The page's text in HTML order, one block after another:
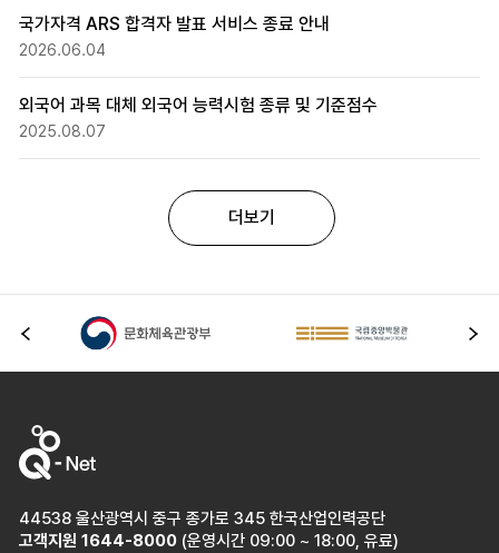
국가자격 ARS 합격자 발표 서비스 종료 안내
2026.06.04
외국어 과목 대체 외국어 능력시험 종류 및 기준점수
2025.08.07
더보기
이전
44538 울산광역시 중구 종가로 345 한국산업인력공단
고객지원 1644-8000 (운영시간 09:00 ~ 18:00, 유료)